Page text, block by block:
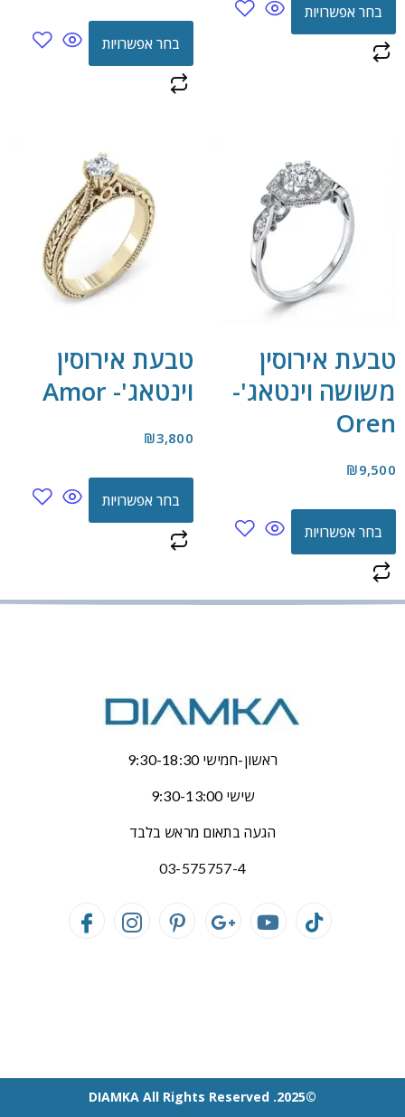
בחר אפשרויות
בחר אפשרויות
טבעת אירוסין
משושה וינטאג'-
Oren
₪9,500
בחר אפשרויות
טבעת אירוסין
וינטאג'- Amor
₪3,800
בחר אפשרויות
ראשון-חמישי 9:30-18:30
שישי 9:30-13:00
הגעה בתאום מראש בלבד
03-575757-4
©2025. DIAMKA All Rights Reserved